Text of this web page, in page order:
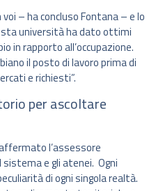
– ha concluso Fontana – e lo
università ha dato ottimi
in rapporto all’occupazione.
il posto di lavoro prima di
e richiesti”.
per ascoltare
l’assessore
e gli atenei. Ogni
di ogni singola realtà.